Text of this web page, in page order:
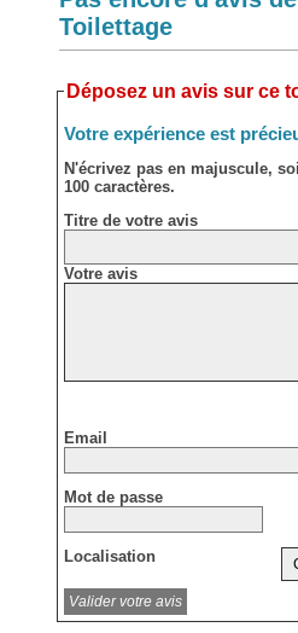
Toilettage
Déposez un avis sur ce
Votre expérience est
N'écrivez pas en majuscule,
100 caractères.
Titre de votre avis
Votre avis
Email
Mot de passe
Localisation